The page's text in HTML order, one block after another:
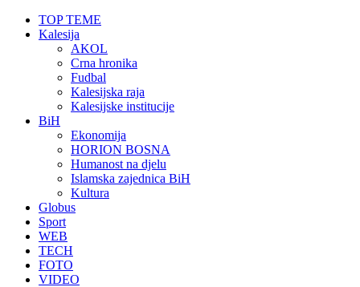
TOP TEME
Kalesija
AKOL
Crna hronika
Fudbal
Kalesijska raja
Kalesijske institucije
BiH
Ekonomija
HORION BOSNA
Humanost na djelu
Islamska zajednica BiH
Kultura
Globus
Sport
WEB
TECH
FOTO
VIDEO